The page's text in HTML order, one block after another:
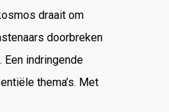
draait om
doorbreken
indringende
thema’s. Met